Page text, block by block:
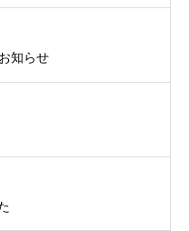
知らせ